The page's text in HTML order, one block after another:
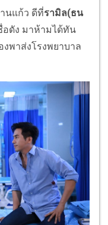
นแก้ว ดีที่รามิล(ธน
ดัง มาห้ามได้ทัน
พาส่งโรงพยาบาล